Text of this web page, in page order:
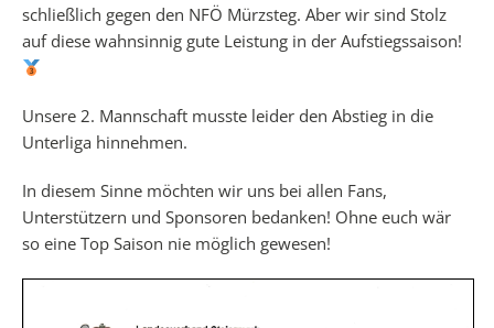
schließlich gegen den NFÖ Mürzsteg. Aber wir sind Stolz
auf diese wahnsinnig gute Leistung in der Aufstiegssaison!
Unsere 2. Mannschaft musste leider den Abstieg in die
Unterliga hinnehmen.
In diesem Sinne möchten wir uns bei allen Fans,
Unterstützern und Sponsoren bedanken! Ohne euch wär
so eine Top Saison nie möglich gewesen!